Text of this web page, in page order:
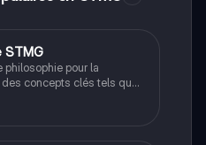
STMG
philosophie pour la
concepts clés tels que
et la vérité. Ce
une méthodologie